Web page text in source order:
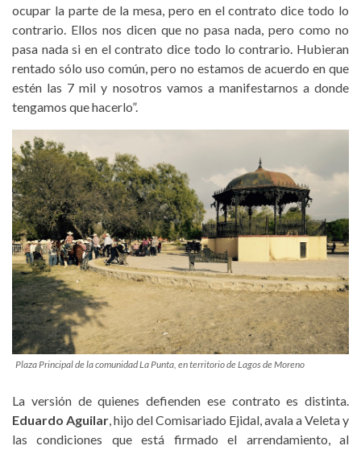
ocupar la parte de la mesa, pero en el contrato dice todo lo
contrario. Ellos nos dicen que no pasa nada, pero como no
pasa nada si en el contrato dice todo lo contrario. Hubieran
rentado sólo uso común, pero no estamos de acuerdo en que
estén las 7 mil y nosotros vamos a manifestarnos a donde
tengamos que hacerlo”.
Plaza Principal de la comunidad La Punta, en territorio de Lagos de Moreno
La versión de quienes defienden ese contrato es distinta.
Eduardo Aguilar, hijo del Comisariado Ejidal, avala a Veleta y
las condiciones que está firmado el arrendamiento, al